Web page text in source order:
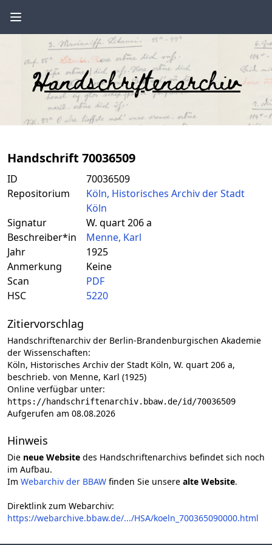
Handschriftenarchiv
Handschrift 70036509
ID
70036509
Repositorium
Köln, Historisches Archiv der Stadt
Köln
Signatur
W. quart 206 a
Beschreiber*in
Menne, Karl
Jahr
1925
Anmerkung
Keine
Scan
PDF
HSC
5220
Zitiervorschlag
Handschriftenarchiv der Berlin-Brandenburgischen Akademie
der Wissenschaften:
Köln, Historisches Archiv der Stadt Köln, W. quart 206 a,
beschrieb. von Menne, Karl (1925)
Online verfügbar unter:
https://handschriftenarchiv.bbaw.de/id/70036509
Aufgerufen am 08.08.2026
Hinweis
Die neue Website des Handschriftenarchivs befindet sich noch
im Aufbau.
Im Webarchiv der BBAW finden Sie unsere alte Website.
Direktlink zum Webarchiv:
https://webarchive.bbaw.de/.../HSA/koeln_700365090000.html